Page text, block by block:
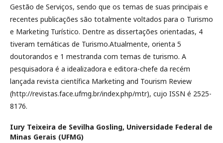
Gestão de Serviços, sendo que os temas de suas principais e
recentes publicações são totalmente voltados para o Turismo
e Marketing Turístico. Dentre as dissertações orientadas, 4
tiveram temáticas de Turismo.Atualmente, orienta 5
doutorandos e 1 mestranda com temas de turismo. A
pesquisadora é a idealizadora e editora-chefe da recém
lançada revista científica Marketing and Tourism Review
(http://revistas.face.ufmg.br/index.php/mtr), cujo ISSN é 2525-
8176.
Iury Teixeira de Sevilha Gosling, Universidade Federal de
Minas Gerais (UFMG)